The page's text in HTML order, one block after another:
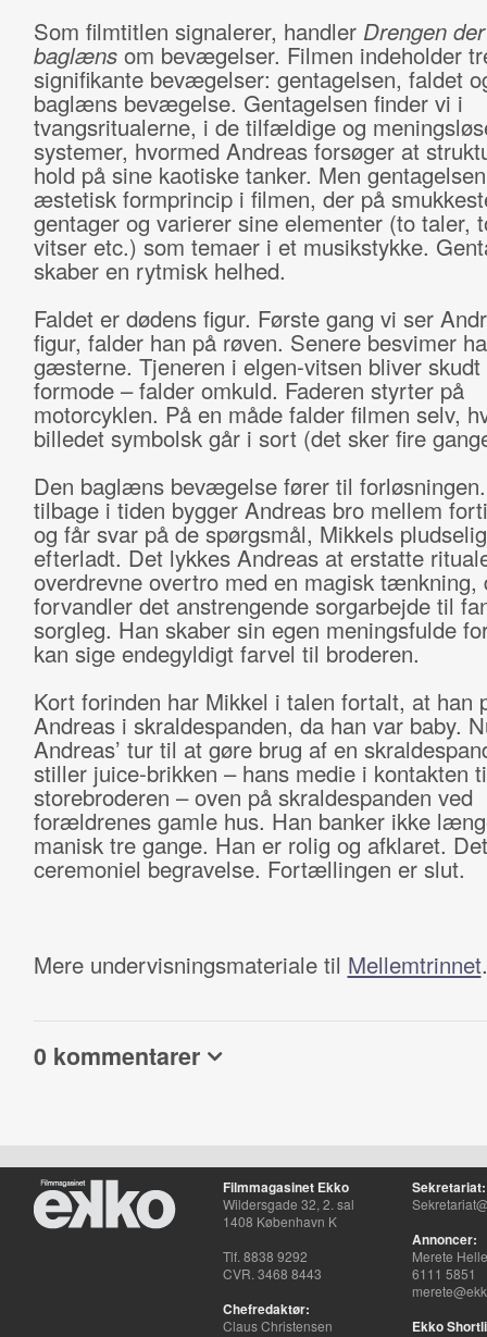
Som filmtitlen signalerer, handler Drengen
baglænsom bevægelser. Filmen indeholder
signifikante bevægelser: gentagelsen, faldet
baglæns bevægelse. Gentagelsen finder vi i
tvangsritualerne, i de tilfældige og
systemer, hvormed Andreas forsøger at
hold på sine kaotiske tanker. Men
æstetisk formprincip i filmen, der på
gentager og varierer sine elementer (to taler,
vitser etc.) som temaer i et musikstykke.
skaber en rytmisk helhed.
Faldet er dødens figur. Første gang vi ser
figur, falder han på røven. Senere besvimer
gæsterne. Tjeneren i elgen-vitsen bliver
formode – falder omkuld. Faderen styrter på
motorcyklen. På en måde falder filmen selv,
billedet symbolsk går i sort (det sker fire
Den baglæns bevægelse fører til
tilbage i tiden bygger Andreas bro mellem
og får svar på de spørgsmål, Mikkels
efterladt. Det lykkes Andreas at erstatte
overdrevne overtro med en magisk tænkning,
forvandler det anstrengende sorgarbejde til
sorgleg. Han skaber sin egen meningsfulde
kan sige endegyldigt farvel til broderen.
Kort forinden har Mikkel i talen fortalt, at han
Andreas i skraldespanden, da han var baby.
Andreas’ tur til at gøre brug af en
stiller juice-brikken – hans medie i kontakten
storebroderen – oven på skraldespanden ved
forældrenes gamle hus. Han banker ikke
manisk tre gange. Han er rolig og afklaret.
ceremoniel begravelse. Fortællingen er slut.
Mere undervisningsmateriale til Mellemtrinnet.
0 kommentarer
Filmmagasinet Ekko
Wildersgade 32, 2. sal
1408 København K
Tlf. 8838 9292
CVR. 3468 8443
Chefredaktør:
Claus Christensen
Sekretariat:
Annoncer:
Merete
6111 5851
Ekko